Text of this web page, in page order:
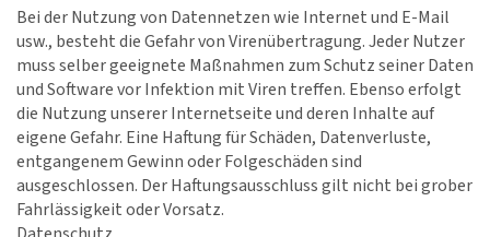
Bei der Nutzung von Datennetzen wie Internet und E-Mail
usw., besteht die Gefahr von Virenübertragung. Jeder Nutzer
muss selber geeignete Maßnahmen zum Schutz seiner Daten
und Software vor Infektion mit Viren treffen. Ebenso erfolgt
die Nutzung unserer Internetseite und deren Inhalte auf
eigene Gefahr. Eine Haftung für Schäden, Datenverluste,
entgangenem Gewinn oder Folgeschäden sind
ausgeschlossen. Der Haftungsausschluss gilt nicht bei grober
Fahrlässigkeit oder Vorsatz.